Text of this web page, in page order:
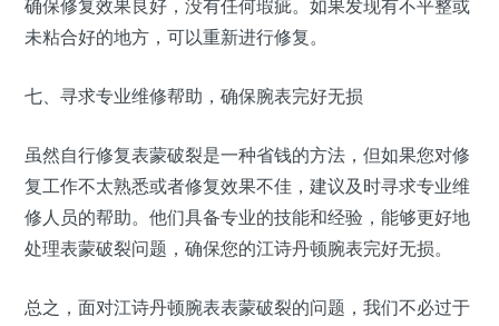
确保修复效果良好，没有任何瑕疵。如果发现有不平整或
未粘合好的地方，可以重新进行修复。
七、寻求专业维修帮助，确保腕表完好无损
虽然自行修复表蒙破裂是一种省钱的方法，但如果您对修
复工作不太熟悉或者修复效果不佳，建议及时寻求专业维
修人员的帮助。他们具备专业的技能和经验，能够更好地
处理表蒙破裂问题，确保您的江诗丹顿腕表完好无损。
总之，面对江诗丹顿腕表表蒙破裂的问题，我们不必过于